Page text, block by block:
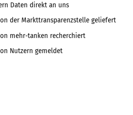
Daten direkt an uns
der Markttransparenzstelle geliefert
mehr-tanken recherchiert
Nutzern gemeldet